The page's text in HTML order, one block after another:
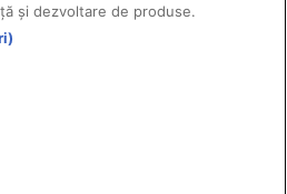
pesticide producător;
rezervate.
sunt proprietatea titularilor de
și dezvoltare de produse.